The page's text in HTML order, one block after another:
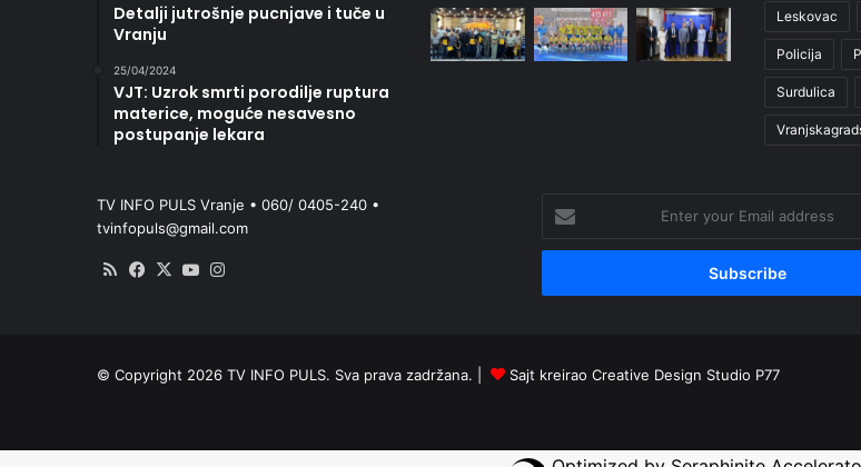
Detalji jutrošnje pucnjave i tuče u
Vranju
25/04/2024
VJT: Uzrok smrti porodilje ruptura
materice, moguće nesavesno
postupanje lekara
Leskovac
Policija
Surdulica
TV INFO PULS Vranje • 060/ 0405-240 •
tvinfopuls@gmail.com
RSS Facebook
X YouTube
your
Email
© Copyright 2026 TV INFO PULS. Sva prava zadržana. | Sajt kreirao Creative Design Studio P77